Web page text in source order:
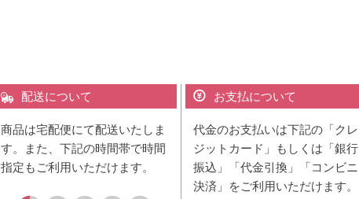
配送について
商品は宅配便にて配送いたしま
す。また、下記の時間帯で時間
指定もご利用いただけます。
お支払について
代金のお支払いは下記の「クレ
ジットカード」もしくは「銀行
振込」「代金引換」「コンビニ
決済」をご利用いただけます。